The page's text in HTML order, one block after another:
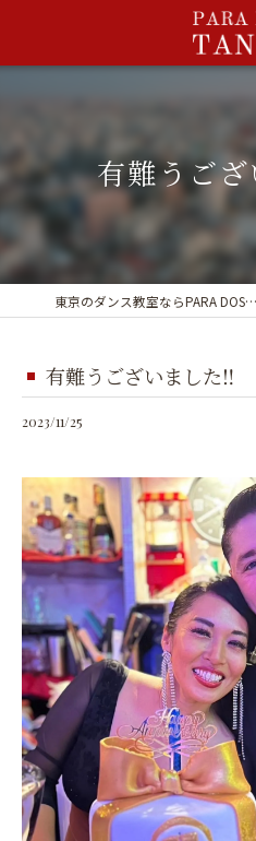
有難うご
東京のダンス教室ならPARA DOS TANGO
有難うございました‼️
2023/11/25